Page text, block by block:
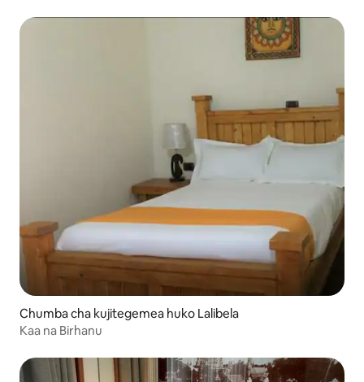
Chumba cha kujitegemea huko Lalibela
Kaa na Birhanu